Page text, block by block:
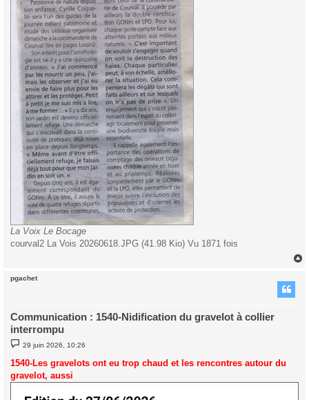
La Voix Le Bocage
courval2 La Vois 20260618.JPG (41.98 Kio) Vu 1871 fois
pgachet
Communication : 1540-Nidification du gravelot à collier
interrompu
M
e
s
s
a
g
29 juin 2026, 10:26
1540-Les gravelots ont eu trop chaud et les rencontres autour du
gravelot, aussi